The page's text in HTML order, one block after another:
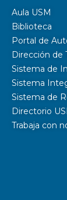
Aula USM
Biblioteca
Portal de
Dirección de
Sistema de
Sistema
Sistema de
Directorio
Trabaja con